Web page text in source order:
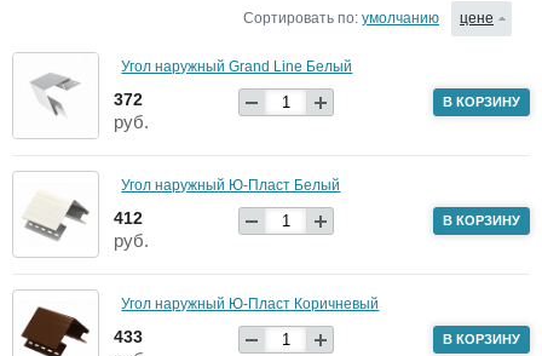
Сортировать по: умолчанию цене
Угол наружный Grand Line Белый
372
руб.
В КОРЗИНУ
Угол наружный Ю-Пласт Белый
412
руб.
В КОРЗИНУ
Угол наружный Ю-Пласт Коричневый
433 В КОРЗИНУ